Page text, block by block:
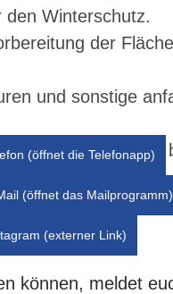
den Winterschutz.
der
und sonstige
ausklingen und
Winter.
können, meldet
(öffnet die Telefonapp)
(öffnet das Mailprogramm)
(externer Link)